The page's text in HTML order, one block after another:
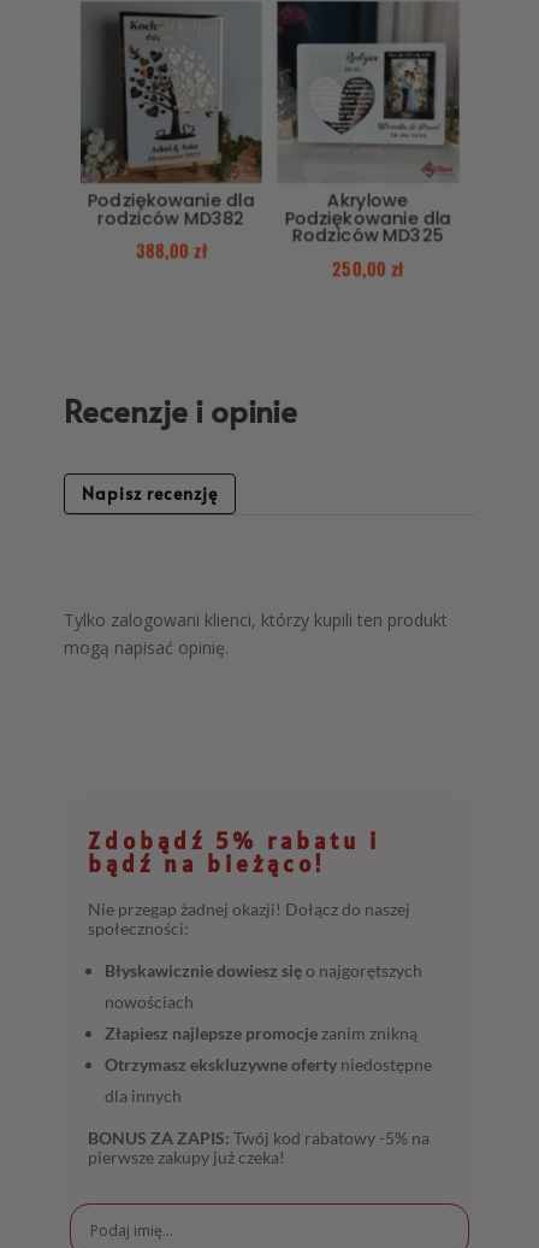
Podziękowanie dla
rodziców MD382
388,00zł
Akrylowe
Podziękowanie dla
Rodziców MD325
250,00 zł
Recenzje i opinie
Napisz recenzję
Tylko zalogowani klienci, którzy kupili ten produkt
mogą napisać opinię.
Zdobądź 5% rabatu i
bądź na bieżąco!
Nie przegap żadnej okazji! Dołącz do naszej
społeczności:
Błyskawicznie dowiesz sięo najgorętszych
nowościach
Złapiesz najlepsze promocje zanim znikną
Otrzymasz ekskluzywne oferty niedostępne
dla innych
BONUS ZA ZAPIS: Twój kod rabatowy -5% na
pierwsze zakupy już czeka!